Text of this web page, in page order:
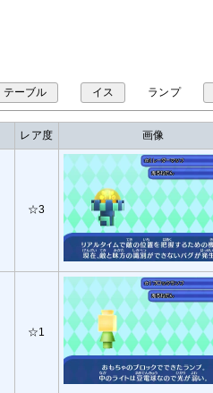
テーブル イス ランプ
レア度 画像
☆3
☆1